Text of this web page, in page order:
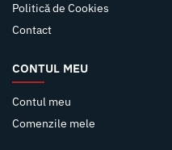
Politică de Cookies
Contact
CONTUL MEU
Contul meu
Comenzile mele